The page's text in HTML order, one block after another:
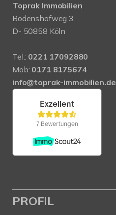
Toprak Immobilien
Bodenshofweg 3
D- 50858 Köln
Tel.: 0221 17092880
Mob: 0171 8175674
info@toprak-immobilien.de
PROFIL